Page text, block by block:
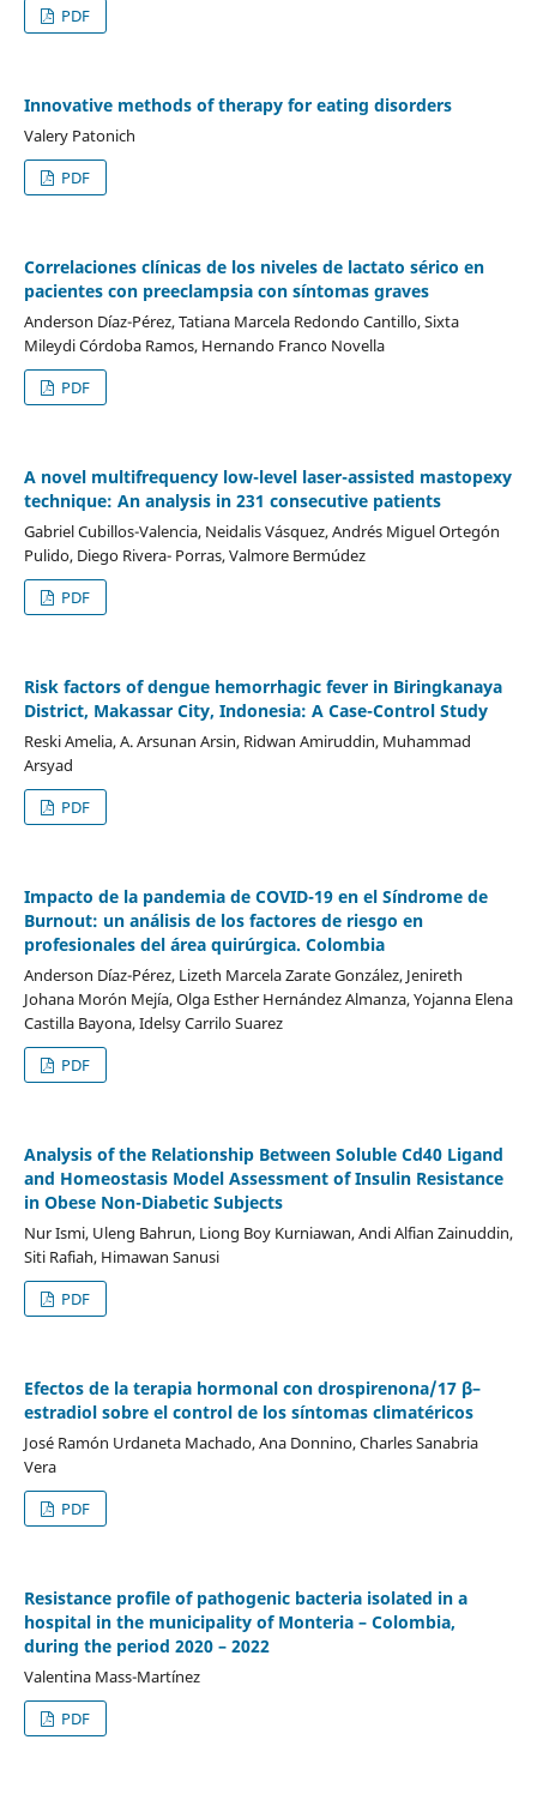
PDF
Innovative methods of therapy for eating disorders
Valery Patonich
PDF
Correlaciones clínicas de los niveles de lactato sérico en
pacientes con preeclampsia con síntomas graves
Anderson Díaz-Pérez, Tatiana Marcela Redondo Cantillo, Sixta
Mileydi Córdoba Ramos, Hernando Franco Novella
PDF
A novel multifrequency low-level laser-assisted mastopexy
technique: An analysis in 231 consecutive patients
Gabriel Cubillos-Valencia, Neidalis Vásquez, Andrés Miguel Ortegón
Pulido, Diego Rivera- Porras, Valmore Bermúdez
PDF
Risk factors of dengue hemorrhagic fever in Biringkanaya
District, Makassar City, Indonesia: A Case-Control Study
Reski Amelia, A. Arsunan Arsin, Ridwan Amiruddin, Muhammad
Arsyad
PDF
Impacto de la pandemia de COVID-19 en el Síndrome de
Burnout: un análisis de los factores de riesgo en
profesionales del área quirúrgica. Colombia
Anderson Díaz-Pérez, Lizeth Marcela Zarate González, Jenireth
Johana Morón Mejía, Olga Esther Hernández Almanza, Yojanna Elena
Castilla Bayona, Idelsy Carrilo Suarez
PDF
Analysis of the Relationship Between Soluble Cd40 Ligand
and Homeostasis Model Assessment of Insulin Resistance
in Obese Non-Diabetic Subjects
Nur Ismi, Uleng Bahrun, Liong Boy Kurniawan, Andi Alfian Zainuddin,
Siti Rafiah, Himawan Sanusi
PDF
Efectos de la terapia hormonal con drospirenona/17 β–
estradiol sobre el control de los síntomas climatéricos
José Ramón Urdaneta Machado, Ana Donnino, Charles Sanabria
Vera
PDF
Resistance profile of pathogenic bacteria isolated in a
hospital in the municipality of Monteria – Colombia,
during the period 2020 – 2022
Valentina Mass-Martínez
PDF